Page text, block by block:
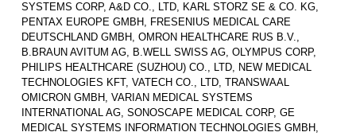
SYSTEMS CORP, A&D CO., LTD, KARL STORZ SE & CO. KG,
PENTAX EUROPE GMBH, FRESENIUS MEDICAL CARE
DEUTSCHLAND GMBH, OMRON HEALTHCARE RUS B.V.,
B.BRAUN AVITUM AG, B.WELL SWISS AG, OLYMPUS CORP,
PHILIPS HEALTHCARE (SUZHOU) CO., LTD, NEW MEDICAL
TECHNOLOGIES KFT, VATECH CO., LTD, TRANSWAAL
OMICRON GMBH, VARIAN MEDICAL SYSTEMS
INTERNATIONAL AG, SONOSCAPE MEDICAL CORP, GE
MEDICAL SYSTEMS INFORMATION TECHNOLOGIES GMBH,